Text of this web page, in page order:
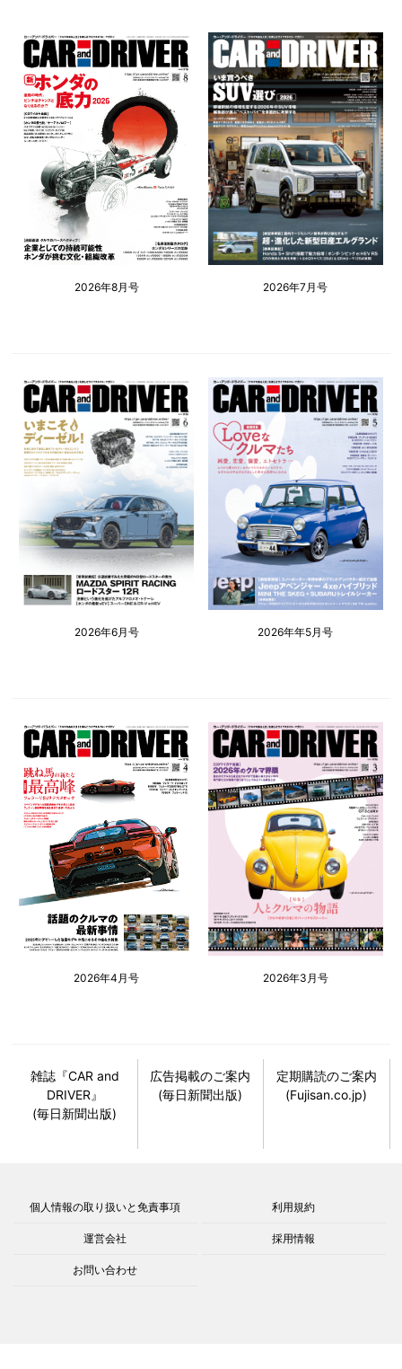
2026年8月号 2026年7月号
2026年6月号 2026年年5月号
2026年4月号 2026年3月号
雑誌『CAR and
DRIVER』
(毎日新聞出版)
広告掲載のご案内
(毎日新聞出版)
定期購読のご案内
(Fujisan.co.jp)
個人情報の取り扱いと免責事項 利用規約
運営会社 採用情報
お問い合わせ